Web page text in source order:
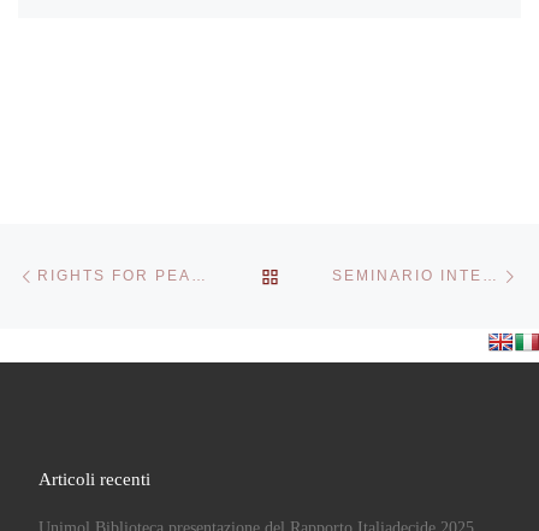
RIGHTS FOR PEASANTS RITORNA ALLA LISTASEMINARIO INTERNAZIONALE ITALIA/BRASILE NUOVI PARADIGMI E NUOVI MODELLI DI AZIONE: DAL GLOBALE AL LOCALE E RITORNO
Articoli recenti